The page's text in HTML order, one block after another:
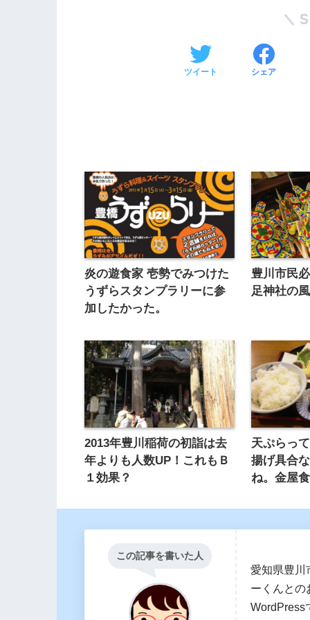
ツイート シェア
炎の遊食家 壱勢でみつけた
うずらスタンプラリーに参
加したかった。
豊川市民
足神社の
2013年豊川稲荷の初詣は去
年よりも人数UP！これもＢ
１効果？
天ぷらっ
揚げ具合
ね。金屋
この記事を書いた人
愛知県豊川
ーくんとの
WordPress